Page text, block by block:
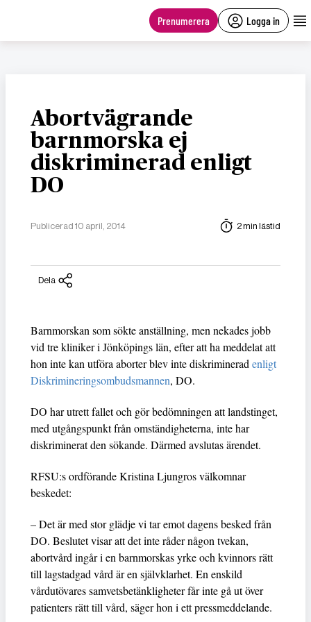
Prenumerera Logga in
Abortvägrande
barnmorska ej
diskriminerad enligt
DO
Publicerad 10 april, 2014 2 min lästid
Dela
Barnmorskan som sökte anställning, men nekades jobb
vid tre kliniker i Jönköpings län, efter att ha meddelat att
hon inte kan utföra aborter blev inte diskriminerad enligt
Diskrimineringsombudsmannen, DO.
DO har utrett fallet och gör bedömningen att landstinget,
med utgångspunkt från omständigheterna, inte har
diskriminerat den sökande. Därmed avslutas ärendet.
RFSU:s ordförande Kristina Ljungros välkomnar
beskedet:
– Det är med stor glädje vi tar emot dagens besked från
DO. Beslutet visar att det inte råder någon tvekan,
abortvård ingår i en barnmorskas yrke och kvinnors rätt
till lagstadgad vård är en självklarhet. En enskild
vårdutövares samvetsbetänkligheter får inte gå ut över
patienters rätt till vård, säger hon i ett pressmeddelande.